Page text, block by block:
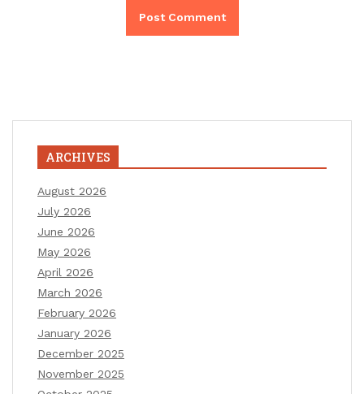
ARCHIVES
August 2026
July 2026
June 2026
May 2026
April 2026
March 2026
February 2026
January 2026
December 2025
November 2025